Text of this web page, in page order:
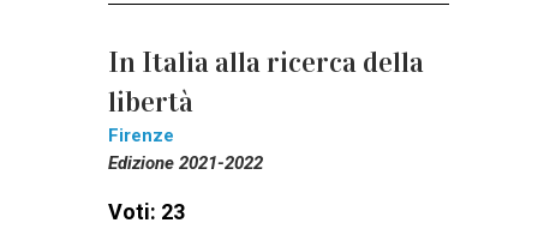
In Italia alla ricerca della
libertà
Firenze
Edizione 2021-2022
Voti: 23